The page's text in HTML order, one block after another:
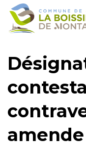
Gestion des traceurs
Aller
Aller
contenu
Aller
pied